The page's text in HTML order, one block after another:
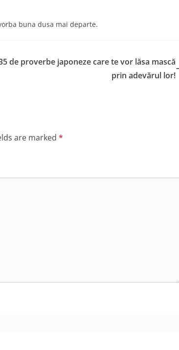
buna dusa mai departe.
de proverbe japoneze care te vor lăsa mască
prin adevărul lor!
are marked *